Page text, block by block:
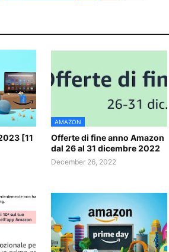
[11
AMAZON
Offerte di fine anno Amazon
dal 26 al 31 dicembre 2022
December 26, 2022